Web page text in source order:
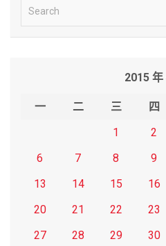
e
2015 年
一 二 三 四
1
2
6
7 8 9
13
14 15 16
20
21 22 23
27
28 29
30